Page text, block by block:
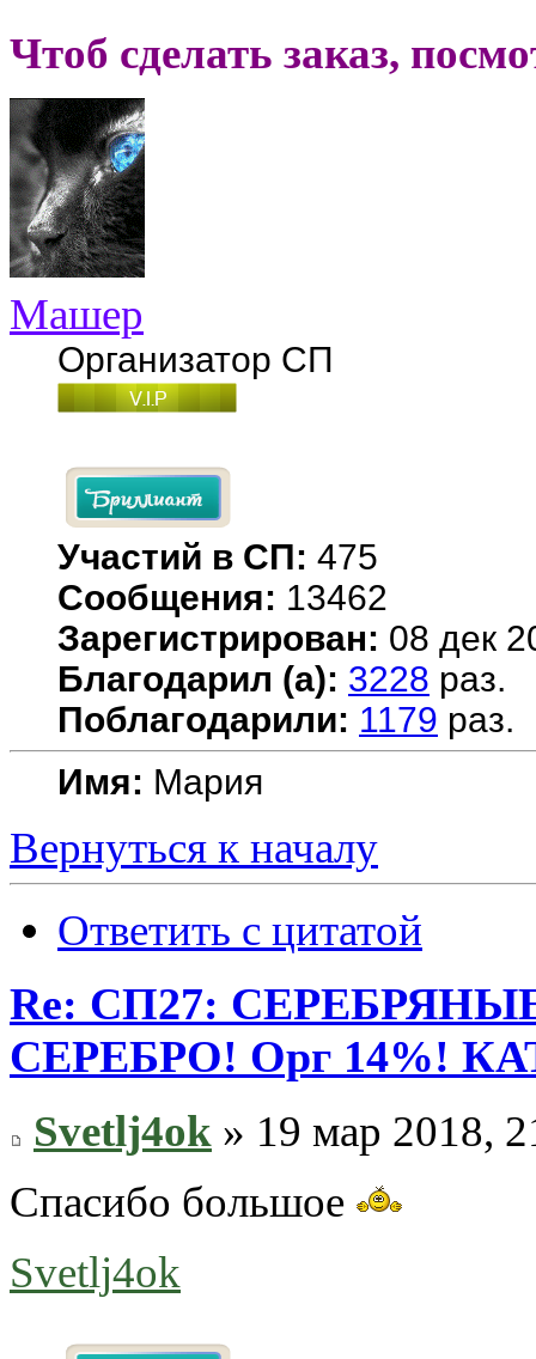
Чтоб сделать заказ,
Машер
Организатор СП
Участий в СП: 475
Сообщения: 13462
Зарегистрирован: 08 дек
Благодарил (а): 3228 раз.
Поблагодарили: 1179 раз.
Имя: Мария
Вернуться к началу
Ответить с цитатой
Re: СП27:
СЕРЕБРО! Орг 14%!
Svetlj4ok » 19 мар 2018,
Спасибо большое
Svetlj4ok